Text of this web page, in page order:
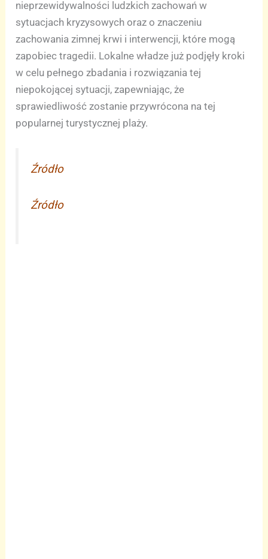
nieprzewidywalności ludzkich zachowań w
sytuacjach kryzysowych oraz o znaczeniu
zachowania zimnej krwi i interwencji, które mogą
zapobiec tragedii. Lokalne władze już podjęły kroki
w celu pełnego zbadania i rozwiązania tej
niepokojącej sytuacji, zapewniając, że
sprawiedliwość zostanie przywrócona na tej
popularnej turystycznej plaży.
Źródło
Źródło